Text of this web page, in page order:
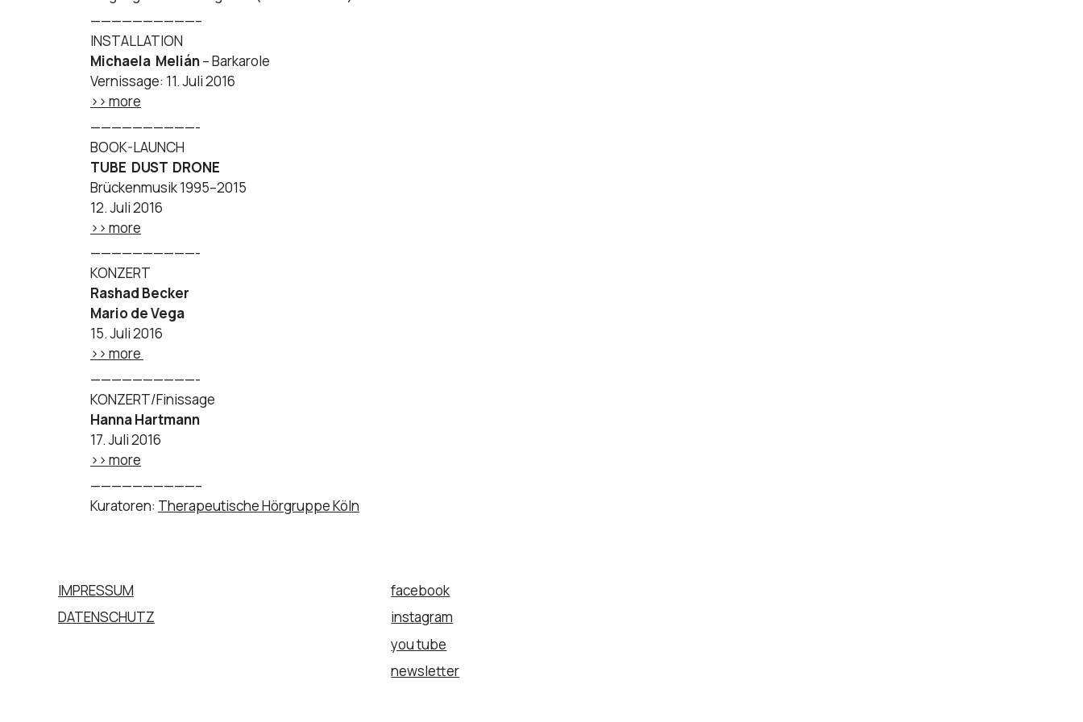
——————————–
INSTALLATION
Michaela Melián– Barkarole
Vernissage: 11. Juli 2016
>> more
——————————-
BOOK-LAUNCH
TUBE DUST DRONE
Brückenmusik 1995–2015
12. Juli 2016
>> more
——————————-
KONZERT
Rashad Becker
Mario de Vega
15. Juli 2016
>> more
——————————-
KONZERT/Finissage
Hanna Hartmann
17. Juli 2016
>> more
——————————–
Kuratoren: Therapeutische Hörgruppe Köln
IMPRESSUM
DATENSCHUTZ
facebook
instagram
you tube
newsletter